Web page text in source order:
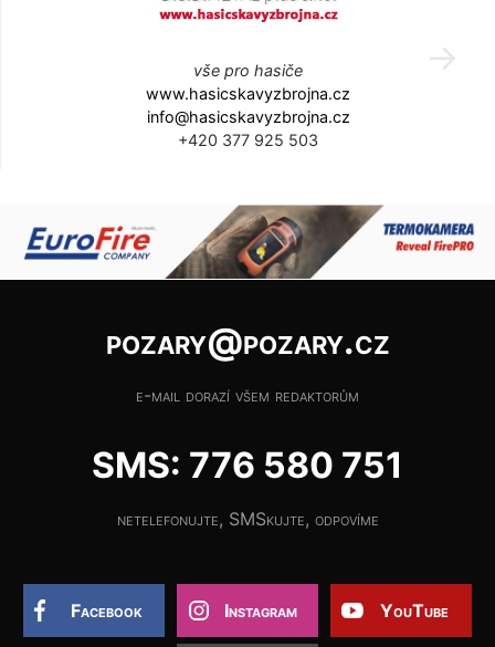
vše pro hasiče
www.hasicskavyzbrojna.cz
info@hasicskavyzbrojna.cz
+420 377 925 503
pozary@pozary.cz
e-mail dorazí všem redaktorům
SMS: 776 580 751
netelefonujte, SMSkujte, odpovíme
Facebook Instagram YouTube